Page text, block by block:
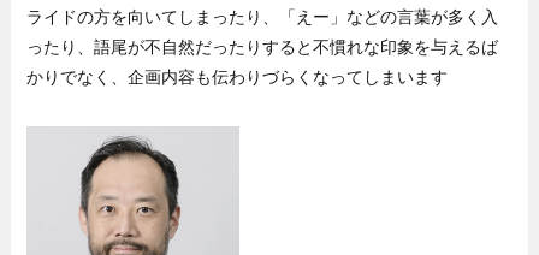
ライドの方を向いてしまったり、「えー」などの言葉が多く入
ったり、語尾が不自然だったりすると不慣れな印象を与えるば
かりでなく、企画内容も伝わりづらくなってしまいます